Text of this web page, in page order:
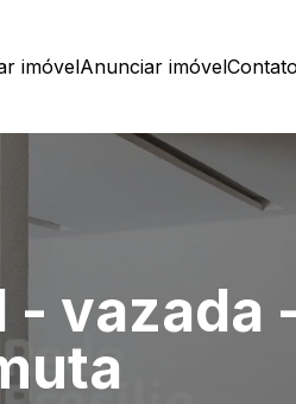
imóvelAnunciar imóvelContato
- vazada